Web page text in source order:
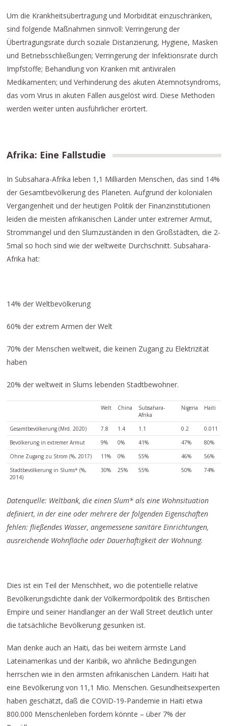
Um die Krankheitsübertragung und Morbidität einzuschränken,
sind folgende Maßnahmen sinnvoll: Verringerung der
Übertragungsrate durch soziale Distanzierung, Hygiene, Masken
und Betriebsschließungen; Verringerung der Infektionsrate durch
Impfstoffe; Behandlung von Kranken mit antiviralen
Medikamenten; und Verhinderung des akuten Atemnotsyndroms,
das vom Virus in akuten Fällen ausgelöst wird. Diese Methoden
werden weiter unten ausführlicher erörtert.
Afrika: Eine Fallstudie
In Subsahara-Afrika leben 1,1 Milliarden Menschen, das sind 14%
der Gesamtbevölkerung des Planeten. Aufgrund der kolonialen
Vergangenheit und der heutigen Politik der Finanzinstitutionen
leiden die meisten afrikanischen Länder unter extremer Armut,
Strommangel und den Slumzuständen in den Großstädten, die 2-
5mal so hoch sind wie der weltweite Durchschnitt. Subsahara-
Afrika hat:
14% der Weltbevölkerung
60% der extrem Armen der Welt
70% der Menschen weltweit, die keinen Zugang zu Elektrizität
haben
20% der weltweit in Slums lebenden Stadtbewohner.
Welt China
Subsahara-
Afrika
Nigeria Haiti
Gesamtbevölkerung (Mrd. 2020) 7.8 1.4 1.1 0.2
0.011
Bevölkerung in extremer Armut
9% 0% 41% 47%
80%
Ohne Zugang zu Strom (%, 2017)
11% 0% 55% 46%
56%
Stadtbevölkerung in Slums* (%,
2014)
30% 25% 55% 50% 74%
Datenquelle: Weltbank, die einen Slum* als eine Wohnsituation
definiert, in der eine oder mehrere der folgenden Eigenschaften
fehlen: fließendes Wasser, angemessene sanitäre Einrichtungen,
ausreichende Wohnfläche oder Dauerhaftigkeit der Wohnung.
Dies ist ein Teil der Menschheit, wo die potentielle relative
Bevölkerungsdichte dank der Völkermordpolitik des Britischen
Empire und seiner Handlanger an der Wall Street deutlich unter
die tatsächliche Bevölkerung gesunken ist.
Man denke auch an Haiti, das bei weitem ärmste Land
Lateinamerikas und der Karibik, wo ähnliche Bedingungen
herrschen wie in den ärmsten afrikanischen Ländern. Haiti hat
eine Bevölkerung von 11,1 Mio. Menschen. Gesundheitsexperten
haben geschätzt, daß die COVID-19-Pandemie in Haiti etwa
800.000 Menschenleben fordern könnte – über 7% der